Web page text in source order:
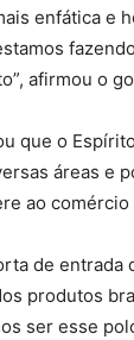
enfática e
afirmou o
que o
áreas e
ao
de entrada
produtos
ser esse